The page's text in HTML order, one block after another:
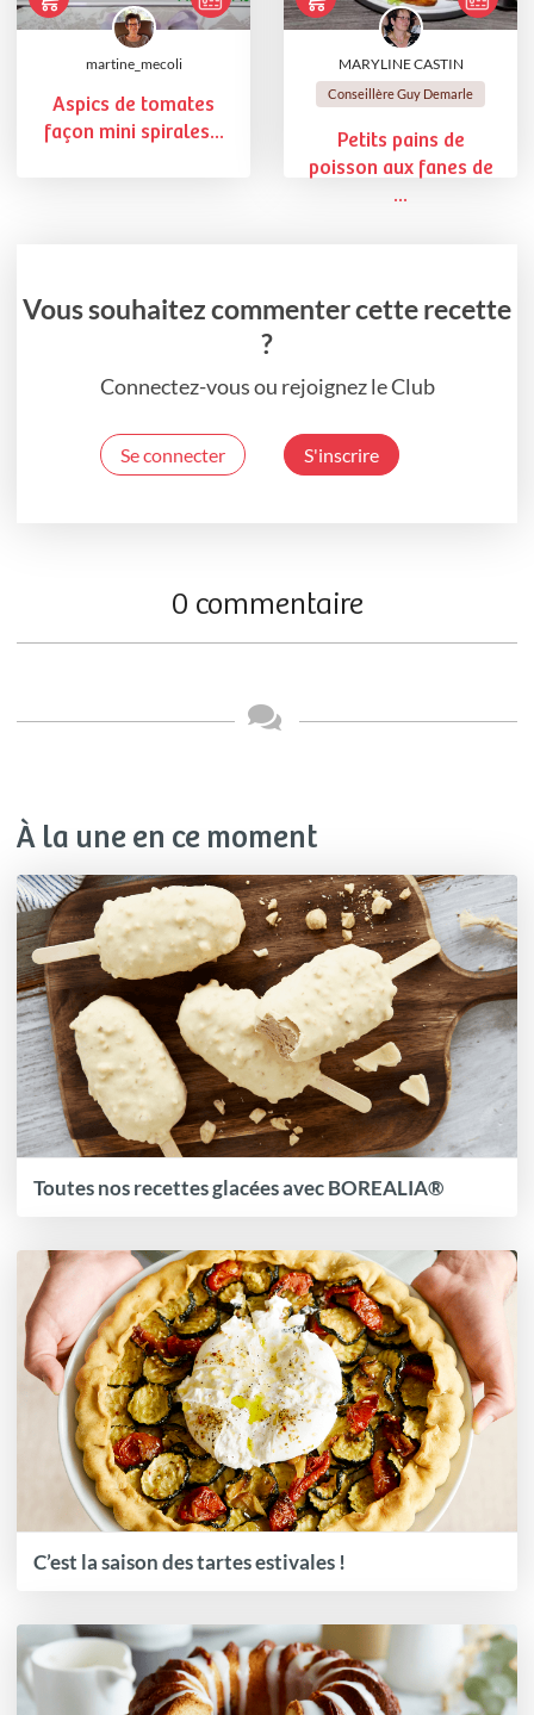
martine_mecoli
Aspics de tomates
façon mini spirales...
MARYLINE CASTIN
Conseillère Guy Demarle
Petits pains de
poisson aux fanes de
...
Vous souhaitez commenter cette recette
?
Connectez-vous ou rejoignez le Club
Se connecter S'inscrire
0 commentaire
À la une en ce moment
Toutes nos recettes glacées avec BOREALIA®
C’est la saison des tartes estivales !